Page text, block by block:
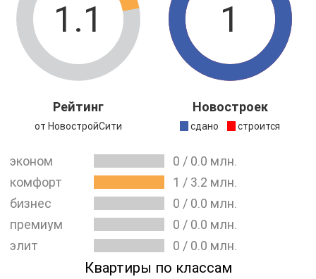
успехом.
Сейчас компания реализовала -
ЖК «Планерный»
в
городе Химки. Его возведение выполнялось в пределах
МКАД поблизости станции метро «Планерная».
Девелопер реализуемого проекта – компания «Холдинг
СП». Благодаря положительным отзывам благодарных
клиентов каждый знает о порядочности компании и
1.1
Рейтинг
от НовостройСити
1
Новостроек
сдано строится
эконом 0 / 0.0 млн.
комфорт
1 / 3.2 млн.
бизнес
0 / 0.0 млн.
премиум
0 / 0.0 млн.
элит
0 / 0.0 млн.
Квартиры по классам